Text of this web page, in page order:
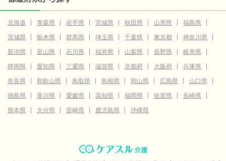
北海道 青森県 岩手県 宮城県 秋田県 山形県
福島県
茨城県
栃木県 群馬県 埼玉県 千葉県 東京都
神奈川県
新潟県
富山県 石川県 福井県 山梨県 長野県
岐阜県
静岡県
愛知県 三重県 滋賀県 京都府 大阪府
兵庫県
奈良県
和歌山県 鳥取県 島根県 岡山県 広島県
山口県
徳島県
香川県 愛媛県 高知県 福岡県 佐賀県
長崎県
熊本県
大分県 宮崎県 鹿児島県 沖縄県